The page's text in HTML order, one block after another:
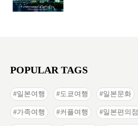
POPULAR TAGS
일본여행 도쿄여행 일본문화
가족여행 커플여행 일본편의점